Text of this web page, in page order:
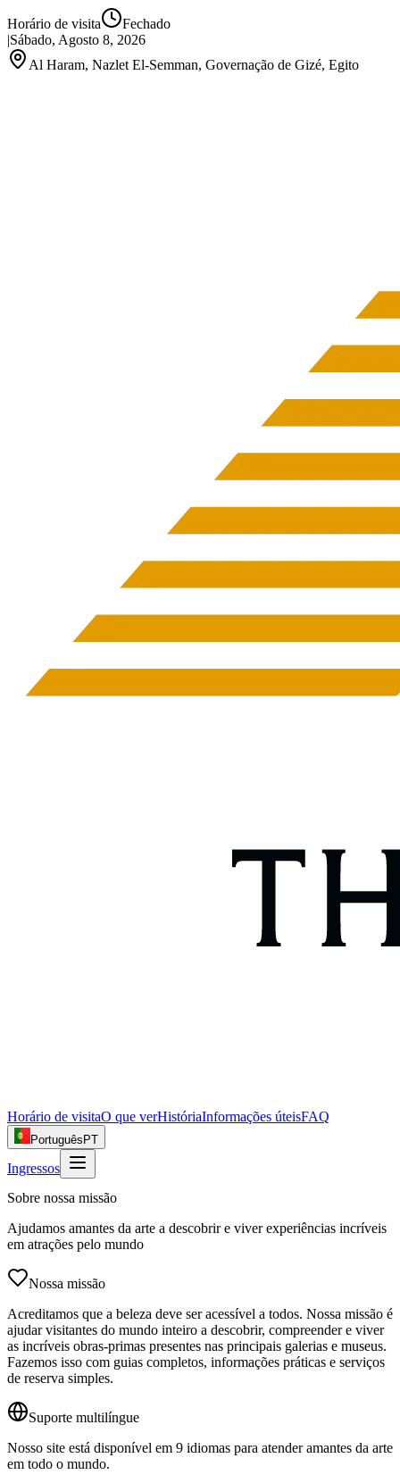
Horário de visita
Fechado
|Sábado, Agosto 8, 2026
Al Haram, Nazlet El-Semman, Governação de Gizé, Egito
Horário de visitaO que verHistóriaInformações úteisFAQ
Português PT
Ingressos
Sobre nossa missão
Ajudamos amantes da arte a descobrir e viver experiências incríveis
em atrações pelo mundo
Nossa missão
Acreditamos que a beleza deve ser acessível a todos. Nossa missão é
ajudar visitantes do mundo inteiro a descobrir, compreender e viver
as incríveis obras-primas presentes nas principais galerias e museus.
Fazemos isso com guias completos, informações práticas e serviços
de reserva simples.
Suporte multilíngue
Nosso site está disponível em 9 idiomas para atender amantes da arte
em todo o mundo.